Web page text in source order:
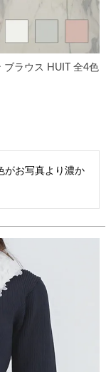
ブラウス HUIT 全4色
がお写真より濃か